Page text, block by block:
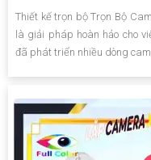
Thiết kế trọn bộ Trọn Bộ
là giải pháp hoàn hảo cho
đã phát triển nhiều dòng